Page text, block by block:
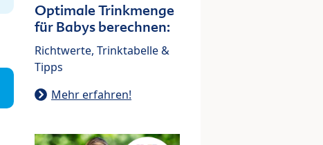
Optimale Trinkmenge
für Babys berechnen:
Richtwerte, Trinktabelle &
Tipps
Mehr erfahren!